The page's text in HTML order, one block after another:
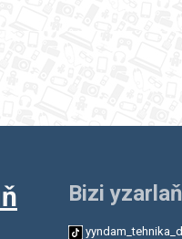
Bizi yzarlaň